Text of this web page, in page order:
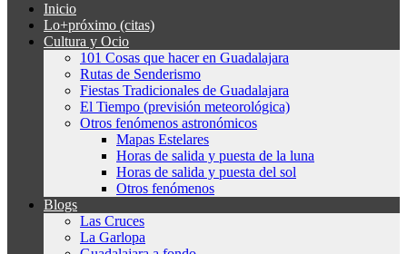
Inicio
Lo+próximo (citas)
Cultura y Ocio
101 Cosas que hacer en Guadalajara
Rutas de Senderismo
Fiestas Tradicionales de Guadalajara
El Tiempo (previsión meteorológica)
Otros fenómenos astronómicos
Mapas Estelares
Horas de salida y puesta de la luna
Horas de salida y puesta del sol
Otros fenómenos
Blogs
Las Cruces
La Garlopa